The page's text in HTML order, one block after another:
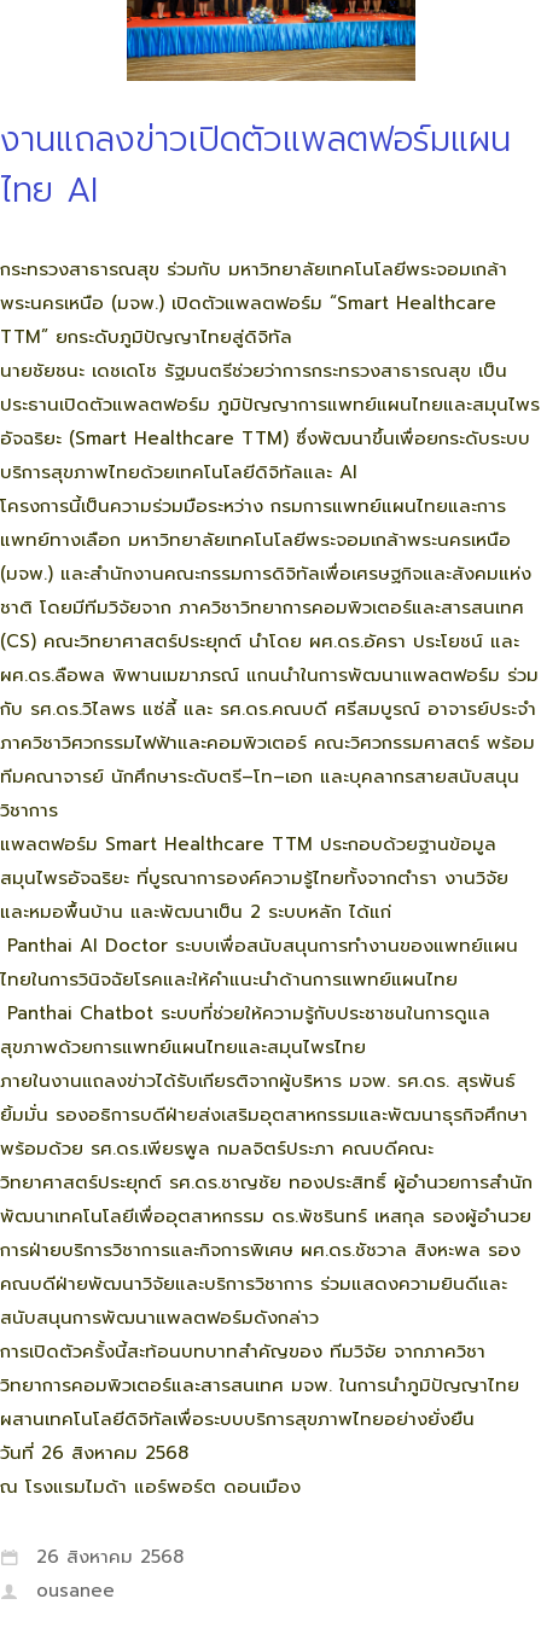
งานแถลงข่าวเปิดตัวแพลตฟอร์มแผน
ไทย AI
กระทรวงสาธารณสุข ร่วมกับ มหาวิทยาลัยเทคโนโลยีพระจอมเกล้า
พระนครเหนือ (มจพ.) เปิดตัวแพลตฟอร์ม “Smart Healthcare
TTM” ยกระดับภูมิปัญญาไทยสู่ดิจิทัล
นายชัยชนะ เดชเดโช รัฐมนตรีช่วยว่าการกระทรวงสาธารณสุข เป็น
ประธานเปิดตัวแพลตฟอร์ม ภูมิปัญญาการแพทย์แผนไทยและสมุนไพร
อัจฉริยะ (Smart Healthcare TTM) ซึ่งพัฒนาขึ้นเพื่อยกระดับระบบ
บริการสุขภาพไทยด้วยเทคโนโลยีดิจิทัลและ AI
โครงการนี้เป็นความร่วมมือระหว่าง กรมการแพทย์แผนไทยและการ
แพทย์ทางเลือก มหาวิทยาลัยเทคโนโลยีพระจอมเกล้าพระนครเหนือ
(มจพ.) และสำนักงานคณะกรรมการดิจิทัลเพื่อเศรษฐกิจและสังคมแห่ง
ชาติ โดยมีทีมวิจัยจาก ภาควิชาวิทยาการคอมพิวเตอร์และสารสนเทศ
(CS) คณะวิทยาศาสตร์ประยุกต์ นำโดย ผศ.ดร.อัครา ประโยชน์ และ
ผศ.ดร.ลือพล พิพานเมฆาภรณ์ แกนนำในการพัฒนาแพลตฟอร์ม ร่วม
กับ รศ.ดร.วิไลพร แซ่ลี้ และ รศ.ดร.คณบดี ศรีสมบูรณ์ อาจารย์ประจำ
ภาควิชาวิศวกรรมไฟฟ้าและคอมพิวเตอร์ คณะวิศวกรรมศาสตร์ พร้อม
ทีมคณาจารย์ นักศึกษาระดับตรี–โท–เอก และบุคลากรสายสนับสนุน
วิชาการ
แพลตฟอร์ม Smart Healthcare TTM ประกอบด้วยฐานข้อมูล
สมุนไพรอัจฉริยะ ที่บูรณาการองค์ความรู้ไทยทั้งจากตำรา งานวิจัย
และหมอพื้นบ้าน และพัฒนาเป็น 2 ระบบหลัก ได้แก่
Panthai AI Doctor ระบบเพื่อสนับสนุนการทำงานของแพทย์แผน
ไทยในการวินิจฉัยโรคและให้คำแนะนำด้านการแพทย์แผนไทย
Panthai Chatbot ระบบที่ช่วยให้ความรู้กับประชาชนในการดูแล
สุขภาพด้วยการแพทย์แผนไทยและสมุนไพรไทย
ภายในงานแถลงข่าวได้รับเกียรติจากผู้บริหาร มจพ. รศ.ดร. สุรพันธ์
ยิ้มมั่น รองอธิการบดีฝ่ายส่งเสริมอุตสาหกรรมและพัฒนาธุรกิจศึกษา
พร้อมด้วย รศ.ดร.เพียรพูล กมลจิตร์ประภา คณบดีคณะ
วิทยาศาสตร์ประยุกต์ รศ.ดร.ชาญชัย ทองประสิทธิ์ ผู้อำนวยการสำนัก
พัฒนาเทคโนโลยีเพื่ออุตสาหกรรม ดร.พัชรินทร์ เหสกุล รองผู้อำนวย
การฝ่ายบริการวิชาการและกิจการพิเศษ ผศ.ดร.ชัชวาล สิงหะพล รอง
คณบดีฝ่ายพัฒนาวิจัยและบริการวิชาการ ร่วมแสดงความยินดีและ
สนับสนุนการพัฒนาแพลตฟอร์มดังกล่าว
การเปิดตัวครั้งนี้สะท้อนบทบาทสำคัญของ ทีมวิจัย จากภาควิชา
วิทยาการคอมพิวเตอร์และสารสนเทศ มจพ. ในการนำภูมิปัญญาไทย
ผสานเทคโนโลยีดิจิทัลเพื่อระบบบริการสุขภาพไทยอย่างยั่งยืน
วันที่ 26 สิงหาคม 2568
ณ โรงแรมไมด้า แอร์พอร์ต ดอนเมือง
26 สิงหาคม 2568
ousanee